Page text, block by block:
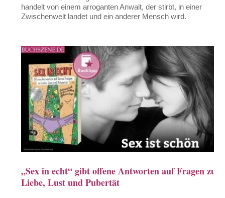
handelt von einem arroganten Anwalt, der stirbt, in einer
Zwischenwelt landet und ein anderer Mensch wird.
„Sex in echt“ gibt offene Antworten auf Fragen zu
Liebe, Lust und Pubertät